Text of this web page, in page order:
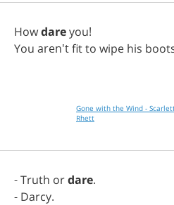
Howdareyou!
You aren'tfitto wipe his
Gone with the Wind -
Rhett
-Truth ordare.
- Darcy.